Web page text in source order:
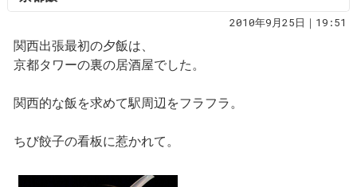
2010年9月25日｜19:51
関西出張最初の夕飯は、
京都タワーの裏の居酒屋でした。
関西的な飯を求めて駅周辺をフラフラ。
ちび餃子の看板に惹かれて。